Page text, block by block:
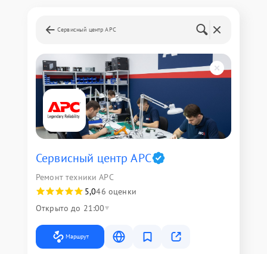
Сервисный центр APC
Сервисный центр APC
Ремонт техники APC
5,046 оценки
Открыто до 21:00
Маршрут